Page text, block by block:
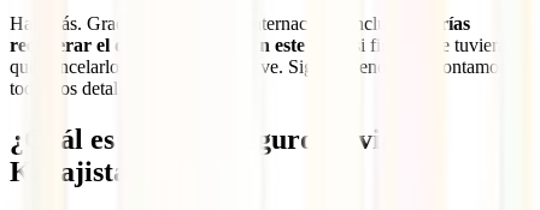
Hay más. Gracias a esta póliza internacional incluso
podrías
recuperar el dinero invertido en este viaje
si finalmente tuvieras
que cancelarlo por un motivo grave. Sigue leyendo y te contamos
todos los detalles.
¿Cuál es el mejor seguro de viaje a
Kazajistán?